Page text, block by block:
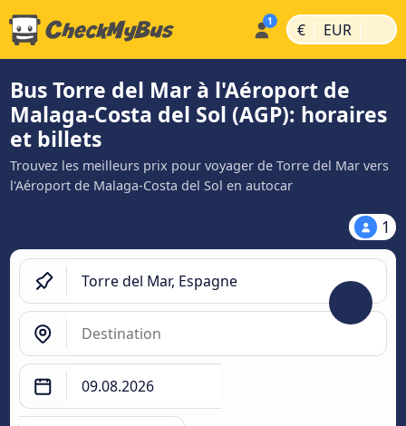
€ | EUR |
Bus Torre del Mar à l'Aéroport de
Malaga-Costa del Sol (AGP): horaires
et billets
Trouvez les meilleurs prix pour voyager de Torre del Mar vers
l'Aéroport de Malaga-Costa del Sol en autocar
1